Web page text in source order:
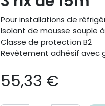
Pour installations de
Isolant de mousse souple
Classe de protection B2
Revêtement adhésif avec
55,33 €